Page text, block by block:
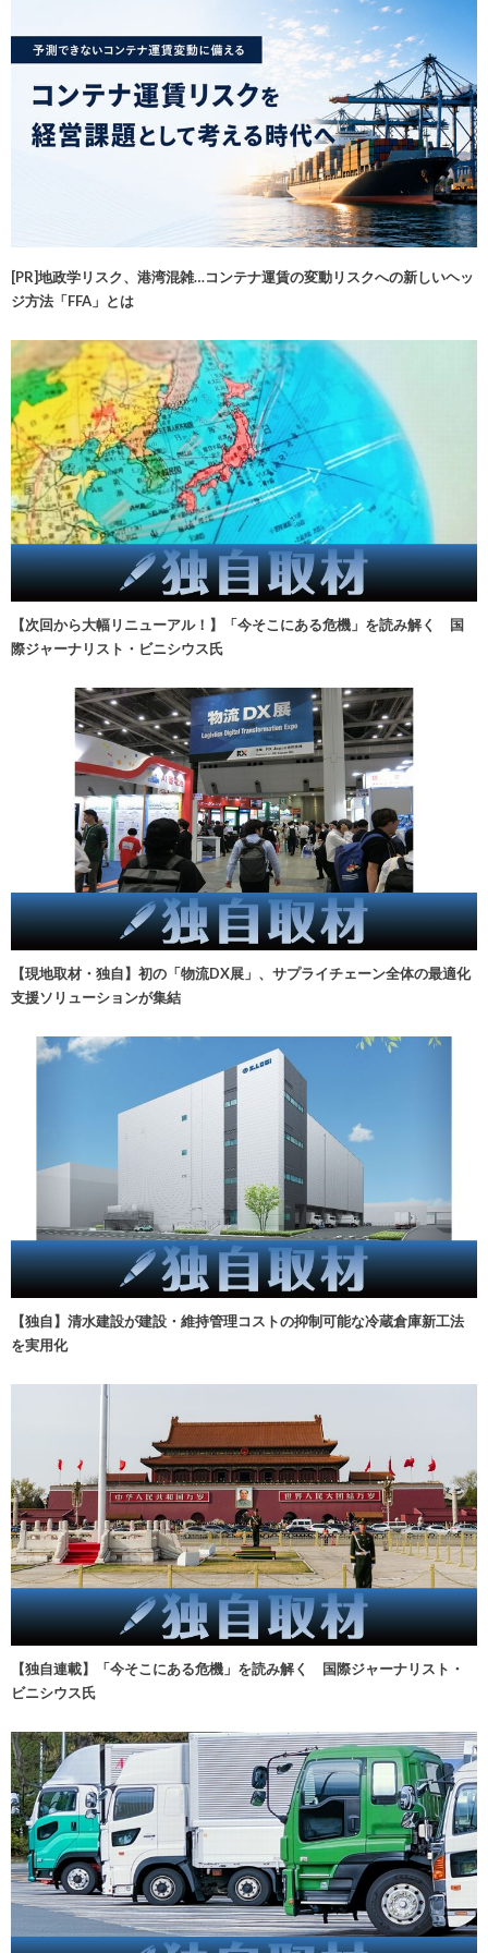
[PR]地政学リスク、港湾混雑…コンテナ運賃の変動リスクへの新しいヘッ
ジ方法「FFA」とは
【次回から大幅リニューアル！】「今そこにある危機」を読み解く 国
際ジャーナリスト・ビニシウス氏
【現地取材・独自】初の「物流DX展」、サプライチェーン全体の最適化
支援ソリューションが集結
【独自】清水建設が建設・維持管理コストの抑制可能な冷蔵倉庫新工法
を実用化
【独自連載】「今そこにある危機」を読み解く 国際ジャーナリスト・
ビニシウス氏